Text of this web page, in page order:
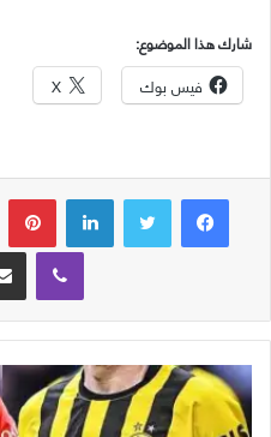
شارك هذا الموضوع:
فيس بوك X
لينكدإن
ڤايبر